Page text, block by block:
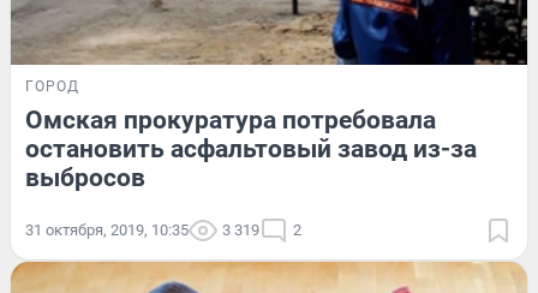
ГОРОД
Омская прокуратура потребовала
остановить асфальтовый завод из-за
выбросов
31 октября, 2019, 10:35 3 319 2